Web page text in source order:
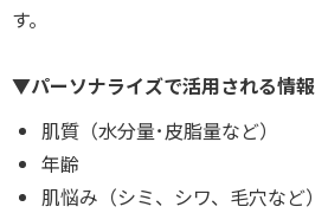
す。
▼パーソナライズで活用される情報
肌質（水分量･皮脂量など）
年齢
肌悩み（シミ、シワ、毛穴など）